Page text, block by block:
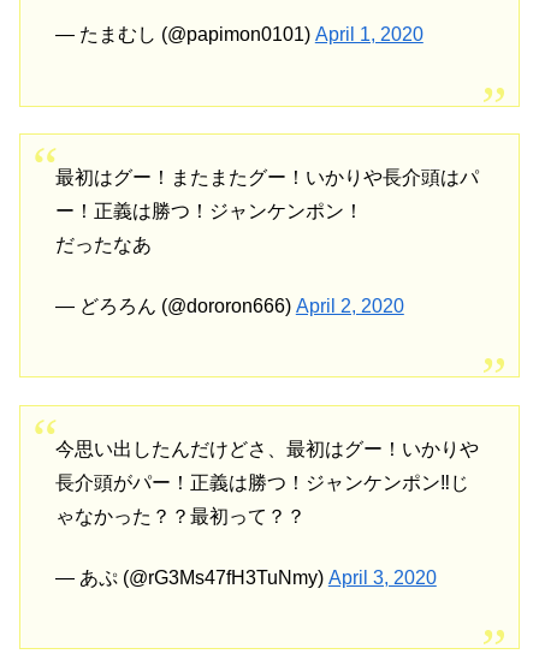
— たまむし (@papimon0101) April 1, 2020
最初はグー！またまたグー！いかりや長介頭はパ
ー！正義は勝つ！ジャンケンポン！
だったなあ
— どろろん (@dororon666) April 2, 2020
今思い出したんだけどさ、最初はグー！いかりや
長介頭がパー！正義は勝つ！ジャンケンポン‼️じ
ゃなかった？？最初って？？
— あぷ (@rG3Ms47fH3TuNmy) April 3, 2020